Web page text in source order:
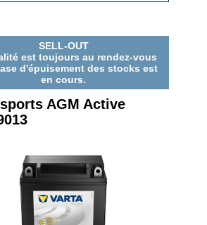
SELL-OUT
est toujours au rendez-vous
d'épuisement des stocks est
en cours.
AGM Active